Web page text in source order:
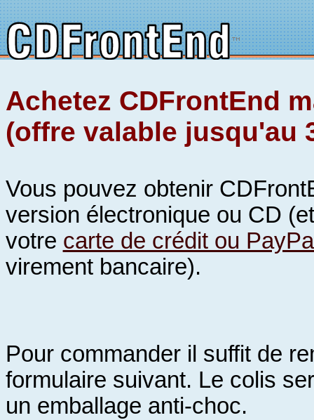
Achetez CDFrontEnd
(offre valable jusqu'au
Vous pouvez obtenir
version électronique ou CD
votre carte de crédit ou
virement bancaire).
Pour commander il suffit de
formulaire suivant. Le colis
un emballage anti-choc.